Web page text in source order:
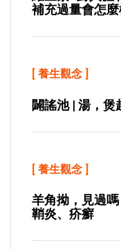
補充過量會怎麼
[ 養生觀念 ]
闢謠池 | 湯，煲
[ 養生觀念 ]
羊角拗，見過
鞘炎、疥癬